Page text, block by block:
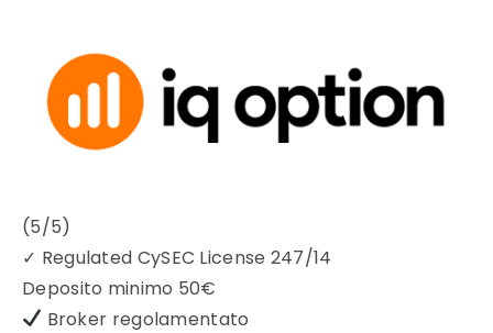
(5/5)
✓ Regulated CySEC License 247/14
Deposito minimo 50€
Broker regolamentato